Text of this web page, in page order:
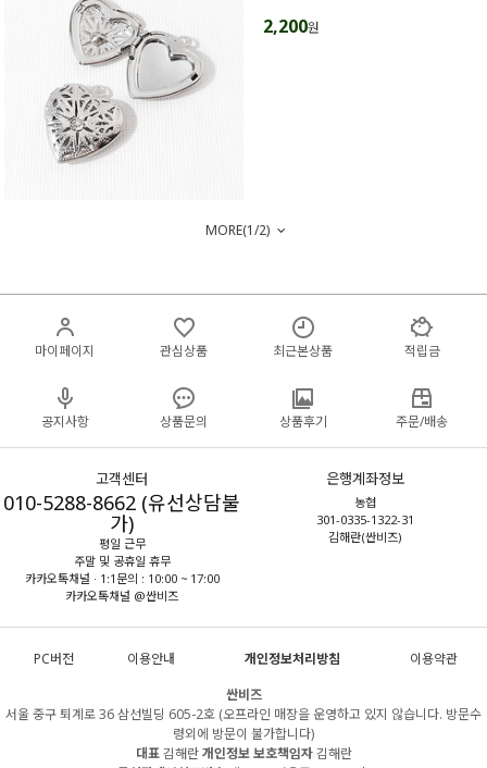
2,200원
MORE(1/2)
마이페이지 관심상품 최근본상품 적립금
공지사항 상품문의 상품후기 주문/배송
고객센터
010-5288-8662 (유선상담불
가)
평일 근무
주말 및 공휴일 휴무
카카오톡채널 · 1:1문의 : 10:00 ~ 17:00
카카오톡채널 @싼비즈
은행계좌정보
농협
301-0335-1322-31
김해란(싼비즈)
PC버전 이용안내 개인정보처리방침
이용약관
싼비즈
서울 중구 퇴계로 36 삼선빌딩 605-2호 (오프라인 매장을 운영하고 있지 않습니다. 방문수
령외에 방문이 불가합니다)
대표김해란개인정보 보호책임자김해란